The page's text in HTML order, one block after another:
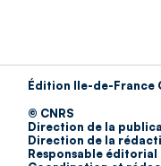
Édition Ile-de-France
© CNRS
Direction de la
Direction de la
Responsable